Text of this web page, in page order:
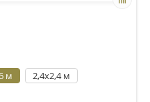
м 2,4x2,4 м